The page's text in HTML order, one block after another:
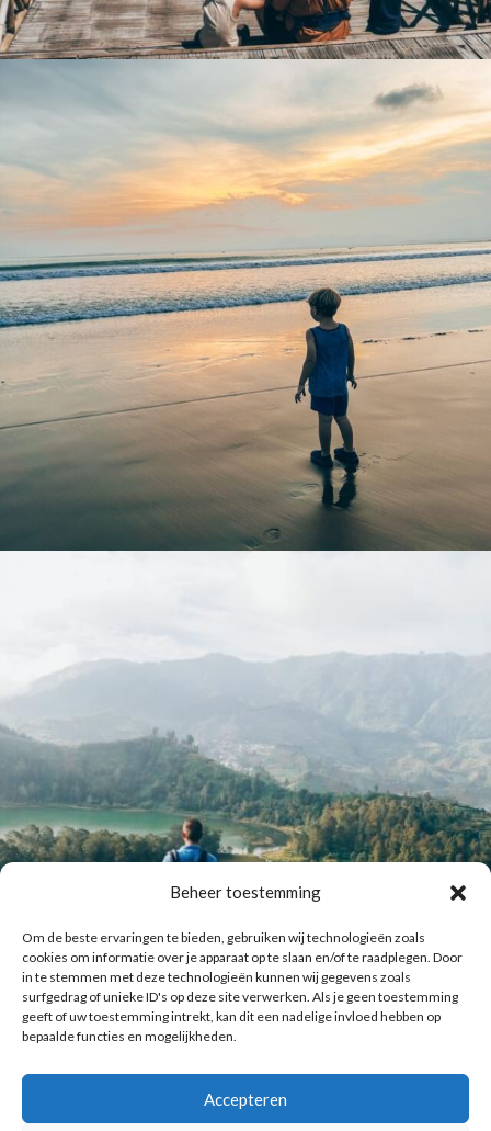
Beheer toestemming
Om de beste ervaringen te bieden, gebruiken wij technologieën zoals
cookies om informatie over je apparaat op te slaan en/of te raadplegen. Door
in te stemmen met deze technologieën kunnen wij gegevens zoals
surfgedrag of unieke ID's op deze site verwerken. Als je geen toestemming
geeft of uw toestemming intrekt, kan dit een nadelige invloed hebben op
bepaalde functies en mogelijkheden.
Accepteren
Laat meer posts zien Volg me op Instagram